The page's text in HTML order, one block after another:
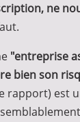
ne
"entreprise
bien son
rapport) est